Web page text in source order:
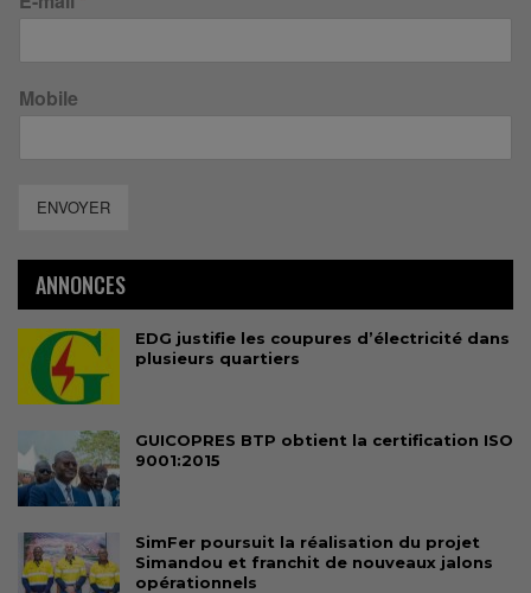
Mobile
ENVOYER
ANNONCES
EDG justifie les coupures d’électricité dans
plusieurs quartiers
GUICOPRES BTP obtient la certification ISO
9001:2015
SimFer poursuit la réalisation du projet
Simandou et franchit de nouveaux jalons
opérationnels